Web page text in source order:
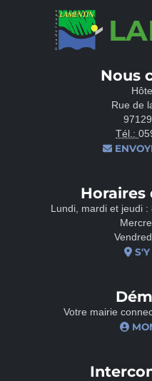
Nous
Rue de
Tél.:
Lundi, mardi et jeudi
S'Y
Votre mairie